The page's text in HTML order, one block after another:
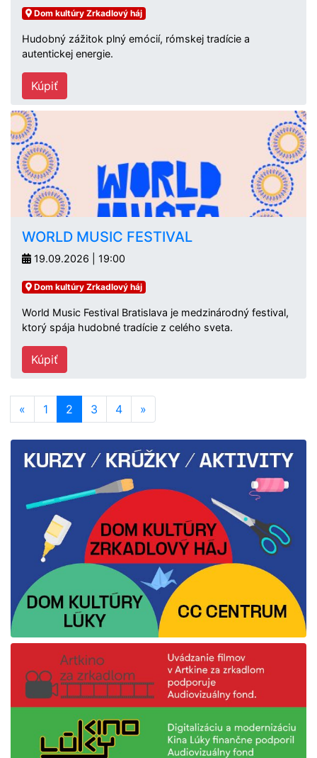
Dom kultúry Zrkadlový háj
Hudobný zážitok plný emócií, rómskej tradície a
autentickej energie.
Kúpiť
WORLD MUSIC FESTIVAL
19.09.2026 | 19:00
Dom kultúry Zrkadlový háj
World Music Festival Bratislava je medzinárodný festival,
ktorý spája hudobné tradície z celého sveta.
Kúpiť
« 1 2 3 4 »